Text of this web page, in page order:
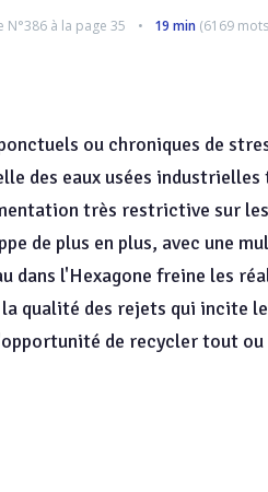
N°386 à la page 35 19 min (6169
ou chroniques de
des eaux usées
très restrictive sur
de plus en plus, avec une
dans l'Hexagone freine les
qualité des rejets qui incite
de recycler tout ou